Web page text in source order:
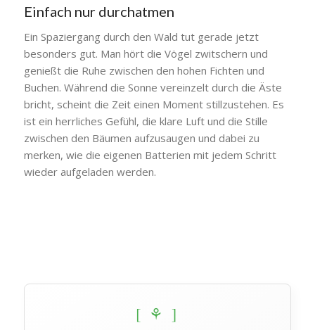
Einfach nur durchatmen
Ein Spaziergang durch den Wald tut gerade jetzt
besonders gut. Man hört die Vögel zwitschern und
genießt die Ruhe zwischen den hohen Fichten und
Buchen. Während die Sonne vereinzelt durch die Äste
bricht, scheint die Zeit einen Moment stillzustehen. Es
ist ein herrliches Gefühl, die klare Luft und die Stille
zwischen den Bäumen aufzusaugen und dabei zu
merken, wie die eigenen Batterien mit jedem Schritt
wieder aufgeladen werden.
[ ⚘ ]